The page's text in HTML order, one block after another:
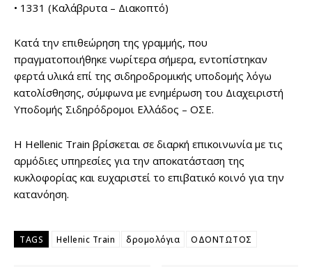
• 1331 (Καλάβρυτα – Διακοπτό)
Κατά την επιθεώρηση της γραμμής, που
πραγματοποιήθηκε νωρίτερα σήμερα, εντοπίστηκαν
φερτά υλικά επί της σιδηροδρομικής υποδομής λόγω
κατολίσθησης, σύμφωνα με ενημέρωση του Διαχειριστή
Υποδομής Σιδηρόδρομοι Ελλάδος – ΟΣΕ.
Η Hellenic Train βρίσκεται σε διαρκή επικοινωνία με τις
αρμόδιες υπηρεσίες για την αποκατάσταση της
κυκλοφορίας και ευχαριστεί το επιβατικό κοινό για την
κατανόηση.
TAGS Hellenic Train δρομολόγια ΟΔΟΝΤΩΤΟΣ